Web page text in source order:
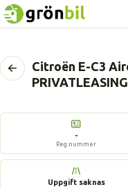
Tillbaka
sida
Citroën E-C3
PRIVATLEASING
-
Reg.nummer
Uppgift saknas